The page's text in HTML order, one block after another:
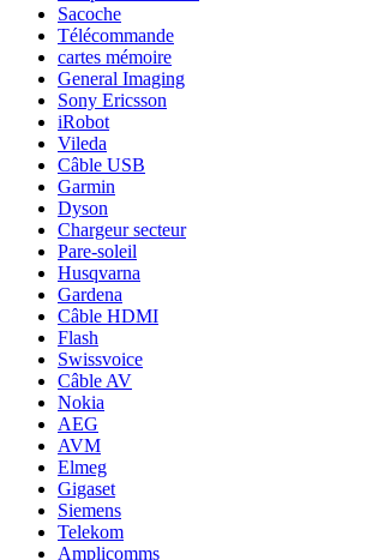
Sacoche
Télécommande
cartes mémoire
General Imaging
Sony Ericsson
iRobot
Vileda
Câble USB
Garmin
Dyson
Chargeur secteur
Pare-soleil
Husqvarna
Gardena
Câble HDMI
Flash
Swissvoice
Câble AV
Nokia
AEG
AVM
Elmeg
Gigaset
Siemens
Telekom
Amplicomms